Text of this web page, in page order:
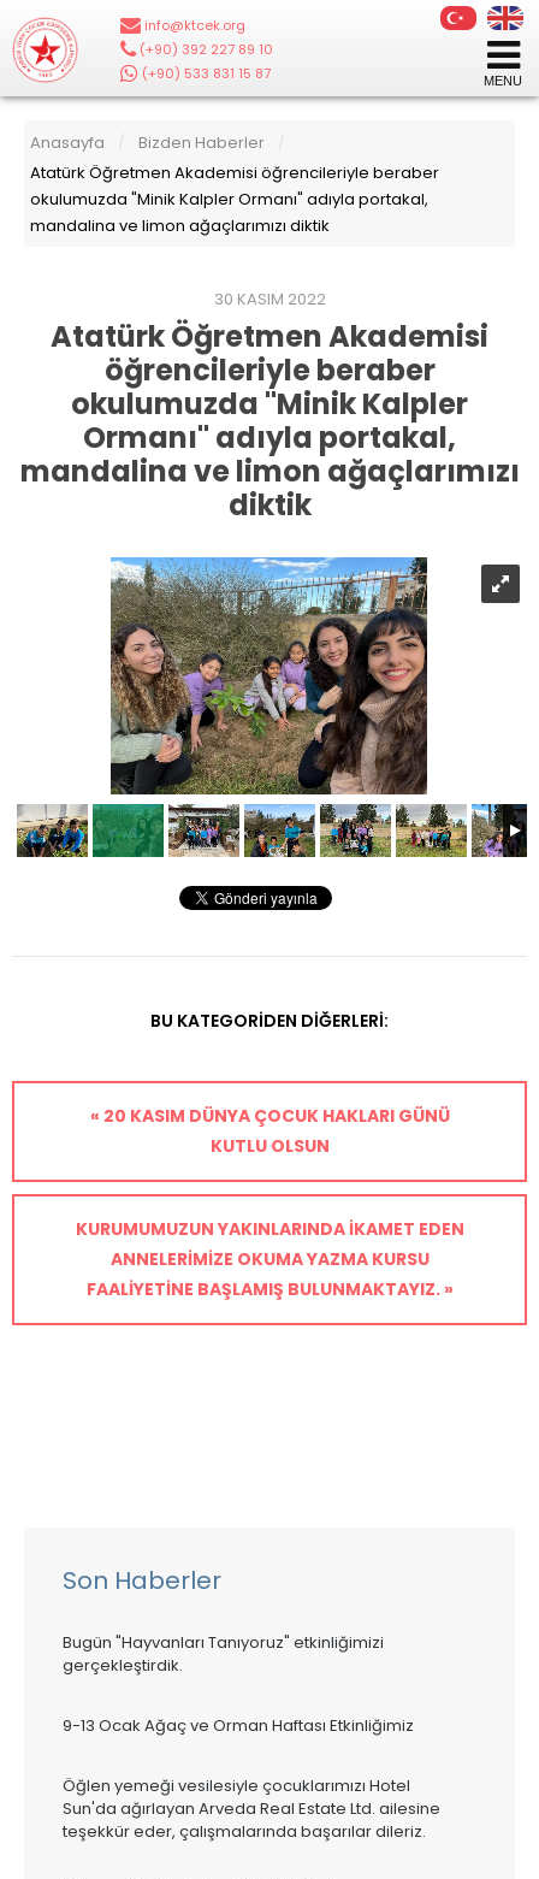
info@ktcek.org
(+90) 392 227 89 10
(+90) 533 831 15 87
Anasayfa / Bizden Haberler /
Atatürk Öğretmen Akademisi öğrencileriyle beraber
okulumuzda "Minik Kalpler Ormanı" adıyla portakal,
mandalina ve limon ağaçlarımızı diktik
30 KASIM 2022
Atatürk Öğretmen Akademisi
öğrencileriyle beraber
okulumuzda "Minik Kalpler
Ormanı" adıyla portakal,
mandalina ve limon ağaçlarımızı
diktik
BU KATEGORIDEN DIĞERLERI:
« 20 KASIM DÜNYA ÇOCUK HAKLARI GÜNÜ
KUTLU OLSUN
KURUMUMUZUN YAKINLARINDA IKAMET EDEN
ANNELERIMIZE OKUMA YAZMA KURSU
FAALIYETINE BAŞLAMIŞ BULUNMAKTAYIZ. »
Son Haberler
Bugün "Hayvanları Tanıyoruz" etkinliğimizi
gerçekleştirdik.
9-13 Ocak Ağaç ve Orman Haftası Etkinliğimiz
Öğlen yemeği vesilesiyle çocuklarımızı Hotel
Sun'da ağırlayan Arveda Real Estate Ltd. ailesine
teşekkür eder, çalışmalarında başarılar dileriz.